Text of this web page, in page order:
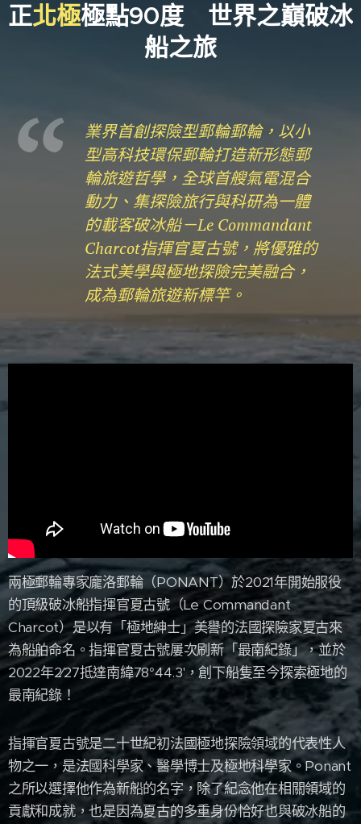
正北極極點90度 世界之巔破冰
船之旅
業界首創探險型郵輪郵輪，以小
型高科技環保郵輪打造新形態郵
輪旅遊哲學，全球首艘氣電混合
動力、集探險旅行與科研為一體
的載客破冰船－Le Commandant
Charcot指揮官夏古號，將優雅的
法式美學與極地探險完美融合，
成為郵輪旅遊新標竿。
兩極郵輪專家龐洛郵輪（PONANT）於2021年開始服役
的頂級破冰船指揮官夏古號（Le Commandant
Charcot）是以有「極地紳士」美譽的法國探險家夏古來
為船舶命名。指揮官夏古號屢次刷新「最南紀錄」，並於
2022年2∕27抵達南緯78°44.3'，創下船隻至今探索極地的
最南紀錄！
指揮官夏古號是二十世紀初法國極地探險領域的代表性人
物之一，是法國科學家、醫學博士及極地科學家。Ponant
之所以選擇他作為新船的名字，除了紀念他在相關領域的
貢獻和成就，也是因為夏古的多重身份恰好也與破冰船的